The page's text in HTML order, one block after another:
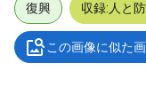
復興 収録:人と
この画像に似た